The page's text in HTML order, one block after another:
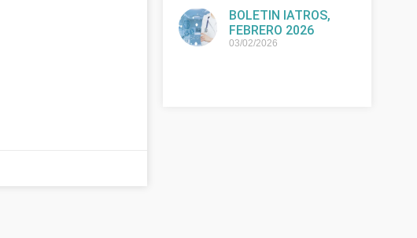
BOLETIN IATROS,
FEBRERO 2026
03/02/2026